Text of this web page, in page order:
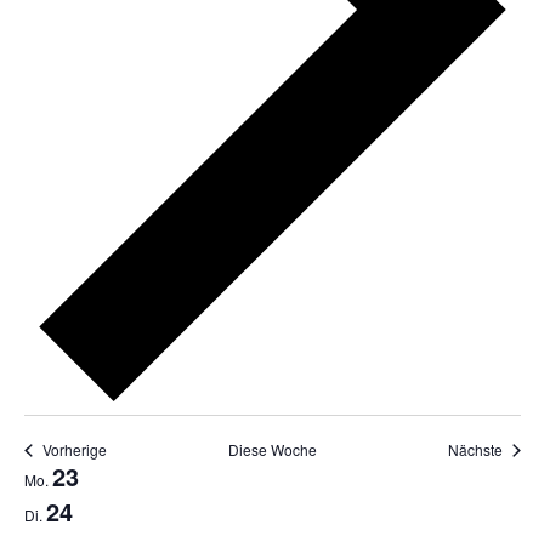
Vorherige Diese Woche Nächste
Woche
von
Mo. 23
Di. 24